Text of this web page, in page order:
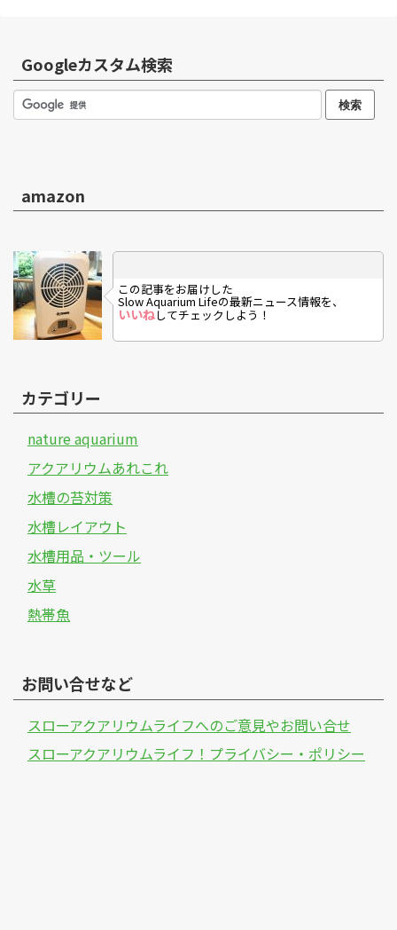
Googleカスタム検索
amazon
この記事をお届けした
Slow Aquarium Lifeの最新ニュース情報を、
いいねしてチェックしよう！
カテゴリー
nature aquarium
アクアリウムあれこれ
水槽の苔対策
水槽レイアウト
水槽用品・ツール
水草
熱帯魚
お問い合せなど
スローアクアリウムライフへのご意見やお問い合せ
スローアクアリウムライフ！プライバシー・ポリシー